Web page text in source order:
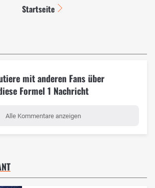
Startseite
mit anderen Fans über
Formel 1 Nachricht
Alle Kommentare anzeigen